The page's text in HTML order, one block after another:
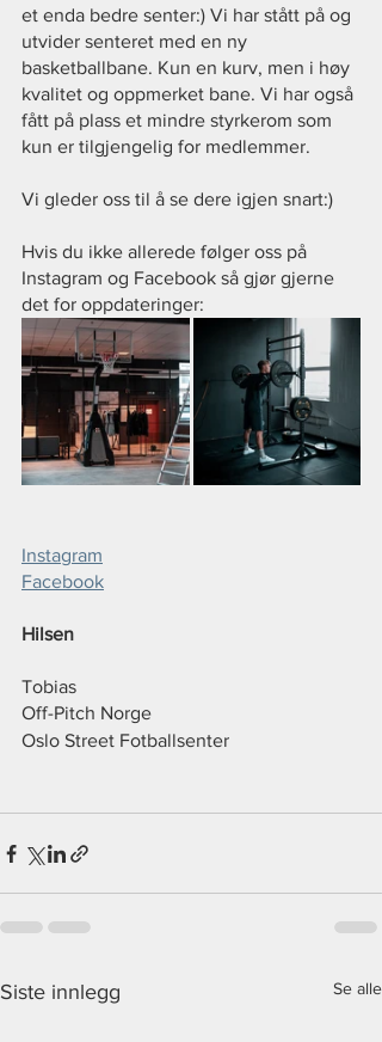
et enda bedre senter:) Vi har stått på og
utvider senteret med en ny
basketballbane. Kun en kurv, men i høy
kvalitet og oppmerket bane. Vi har også
fått på plass et mindre styrkerom som
kun er tilgjengelig for medlemmer.
Vi gleder oss til å se dere igjen snart:)
Hvis du ikke allerede følger oss på
Instagram og Facebook så gjør gjerne
det for oppdateringer:
Instagram
Facebook
Hilsen
Tobias
Off-Pitch Norge
Oslo Street Fotballsenter
Siste innlegg Se alle